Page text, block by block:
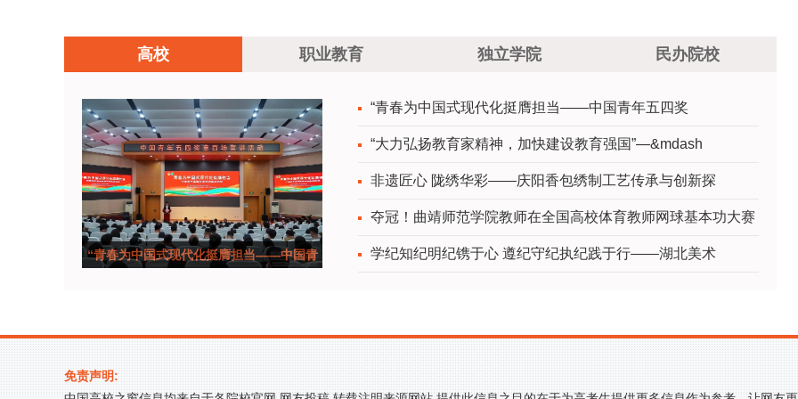
主义者培养工程”高校培训班
高校 职业教育 独立学院 民办院校
“青春为中国式现代化挺膺担当——中国青
“青春为中国式现代化挺膺担当——中国青年五四奖
“大力弘扬教育家精神，加快建设教育强国”—&mdash
非遗匠心 陇绣华彩——庆阳香包绣制工艺传承与创新探
夺冠！曲靖师范学院教师在全国高校体育教师网球基本功大赛
学纪知纪明纪镌于心 遵纪守纪执纪践于行——湖北美术
免责声明: